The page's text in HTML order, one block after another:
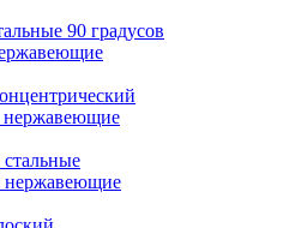
90 градусов
нержавеющие
нержавеющие